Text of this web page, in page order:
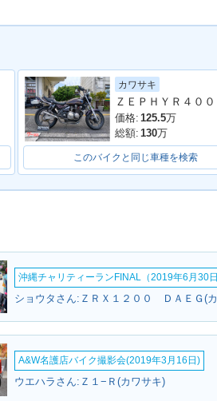
1997年 BALIUS Ⅱ・新
登場
カワサキ
ＺＥＰＨＹＲ４００
価格: 125.5万
総額: 130万
このバイクと同じ車種を検索
沖縄チャリティーランFINAL（2019年6月30日
ショウタさん:ＺＲＸ１２００ ＤＡＥＧ(
A&W名護店バイク撮影会(2019年3月16日)
ウエハラさん:Ｚ１−Ｒ(カワサキ)